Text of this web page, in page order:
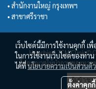
• สำนักงานใหญ่ กรุงเทพฯ
• สาขาศรีราชา
Huachiew TCM Clinic©
ไม่อนุญาตให้นำภาพของทาง
ผู้เข้าช
เว็บไซต์นี้มีการใช้งานคุกกี้
ในการใช้งานเว็บไซต์ของท่า
ได้ที่นโยบายความเป็นส่วนตัว
ตั้งค่าคุกกี้